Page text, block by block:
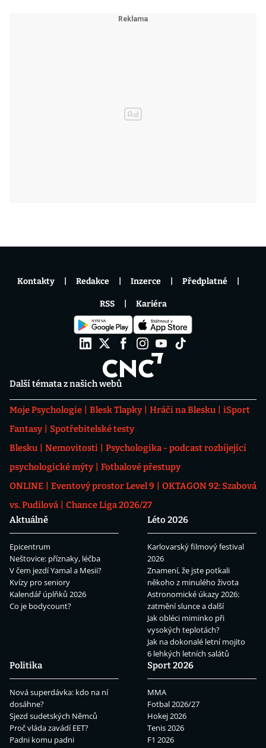
Další témata z našich webů
Moje Psychologie Blesk Tlapky Hráči na Blesku
iSport
Fantasy
Spotřebitelské testy
Blesku
Nemovitosti
Psychologika - podcast rozbíjející
psychologické mýty
Fotbalové přestupy
ONLINE
Eventový prostor Level 9
OKTAGON 92: Szabová
vs. Pudilová
Chance Liga 2026/27
Aktuálně
Epicentrum
Neštovice: příznaky, léčba
V čem jezdí Yamal a Mesii?
Kvízy pro seniory
Kalendář úplňků 2026
Co je bodycount?
Léto 2026
Karlovarský filmový festival
2026
Znamení, že jste potkali
někoho z minulého života
Astronomické úkazy 2026:
zatmění slunce a další
Jak obléci miminko při
vysokých teplotách?
Jak na dokonalé letní mojito
6 lehkých letních salátů
Politika
Nová superdávka: kdo na ní
dosáhne?
Sjezd sudetských Němců
Proč vláda zavádí EET?
Padni komu padni
Sport 2026
MMA
Fotbal 2026/27
Hokej 2026
Tenis 2026
F1 2026
Kontakty Redakce Inzerce Předplatné
RSS Kariéra